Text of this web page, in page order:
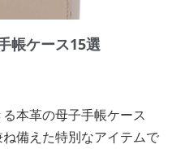
帳ケース15選
本革の母子手帳ケース
備えた特別なアイテムで